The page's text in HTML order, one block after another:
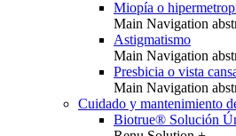
Miopía o
Main Navigation
Astigmatismo
Main Navigation
Presbicia o vista
Main Navigation
Cuidado y mantenimiento
Biotrue® Solución